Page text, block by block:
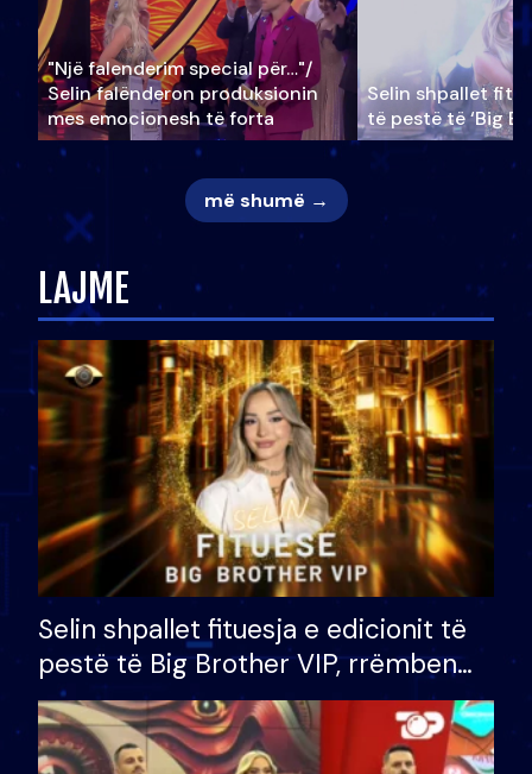
"Një falenderim special për…"/
Selin falënderon produksionin
mes emocionesh të forta
Selin shpallet
të pestë të ‘Big
më shumë →
LAJME
Selin shpallet fituesja e edicionit të
pestë të Big Brother VIP, rrëmben
çmimin e madh prej 100 mijë eurosh